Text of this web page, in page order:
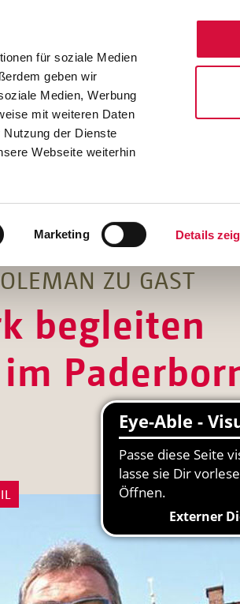
für soziale Medien
geben wir
Medien, Werbung
mit weiteren Daten
der Dienste
Webseite weiterhin
Marketing Details
ZU GAST
begleiten